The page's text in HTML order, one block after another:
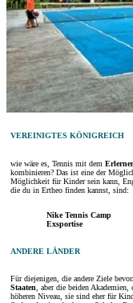
VEREINIGTES KÖNIGREICH
wie wäre es, Tennis mit dem
kombinieren? Das ist eine der
Möglichkeit für Kinder sein kann,
die du in Ertheo finden kannst, sind:
Nike Tennis Camp
Exsportise
ANDERE LÄNDER
Für diejenigen, die andere Ziele
Staaten , aber die beiden
höheren Niveau, sie sind eher für